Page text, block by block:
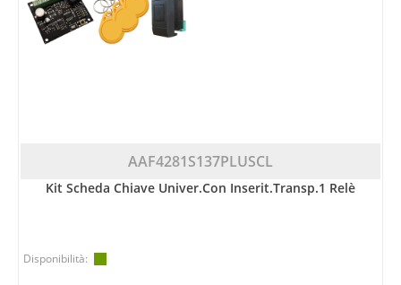
AAF4281S137PLUSCL
Kit Scheda Chiave Univer.con Inserit.transp.1 Relè
Disponibilità: